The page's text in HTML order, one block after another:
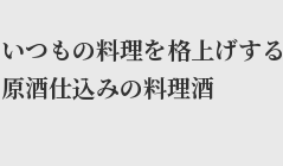
いつもの料理を格上げする
原酒仕込みの料理酒